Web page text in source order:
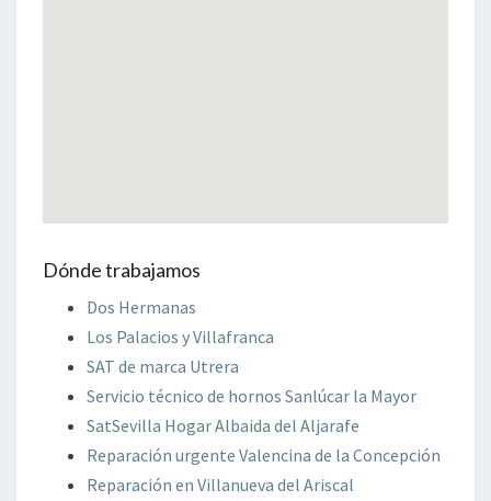
Dónde trabajamos
Dos Hermanas
Los Palacios y Villafranca
SAT de marca Utrera
Servicio técnico de hornos Sanlúcar la Mayor
SatSevilla Hogar Albaida del Aljarafe
Reparación urgente Valencina de la Concepción
Reparación en Villanueva del Ariscal